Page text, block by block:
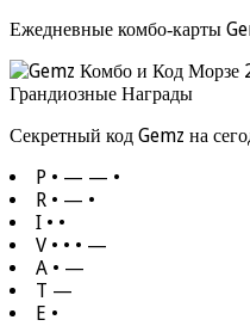
Ежедневные комбо‐карты
Секретный код Gemz на
P • — — •
R • — •
I • •
V • • • —
A • —
T —
E •